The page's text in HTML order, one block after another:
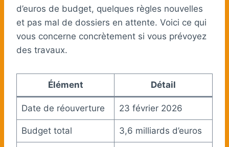
d’euros de budget, quelques règles nouvelles
et pas mal de dossiers en attente. Voici ce qui
vous concerne concrètement si vous prévoyez
des travaux.
Élément Détail
Date de réouverture 23 février 2026
Budget total 3,6 milliards d’euros